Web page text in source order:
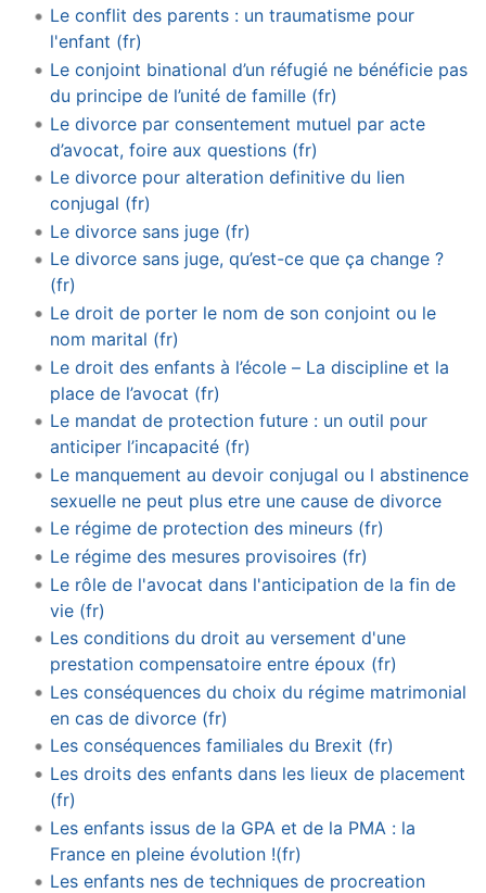
Le conflit des parents : un traumatisme pour
l'enfant (fr)
Le conjoint binational d’un réfugié ne bénéficie pas
du principe de l’unité de famille (fr)
Le divorce par consentement mutuel par acte
d’avocat, foire aux questions (fr)
Le divorce pour alteration definitive du lien
conjugal (fr)
Le divorce sans juge (fr)
Le divorce sans juge, qu’est-ce que ça change ?
(fr)
Le droit de porter le nom de son conjoint ou le
nom marital (fr)
Le droit des enfants à l’école – La discipline et la
place de l’avocat (fr)
Le mandat de protection future : un outil pour
anticiper l’incapacité (fr)
Le manquement au devoir conjugal ou l abstinence
sexuelle ne peut plus etre une cause de divorce
Le régime de protection des mineurs (fr)
Le régime des mesures provisoires (fr)
Le rôle de l'avocat dans l'anticipation de la fin de
vie (fr)
Les conditions du droit au versement d'une
prestation compensatoire entre époux (fr)
Les conséquences du choix du régime matrimonial
en cas de divorce (fr)
Les conséquences familiales du Brexit (fr)
Les droits des enfants dans les lieux de placement
(fr)
Les enfants issus de la GPA et de la PMA : la
France en pleine évolution !(fr)
Les enfants nes de techniques de procreation